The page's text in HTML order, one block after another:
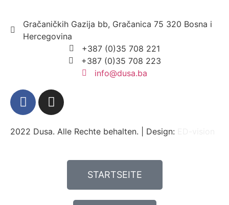
Gračaničkih Gazija bb, Gračanica 75 320 Bosna i
Hercegovina
+387 (0)35 708 221
+387 (0)35 708 223
info@dusa.ba
2022 Dusa. Alle Rechte behalten. | Design:
STARTSEITE